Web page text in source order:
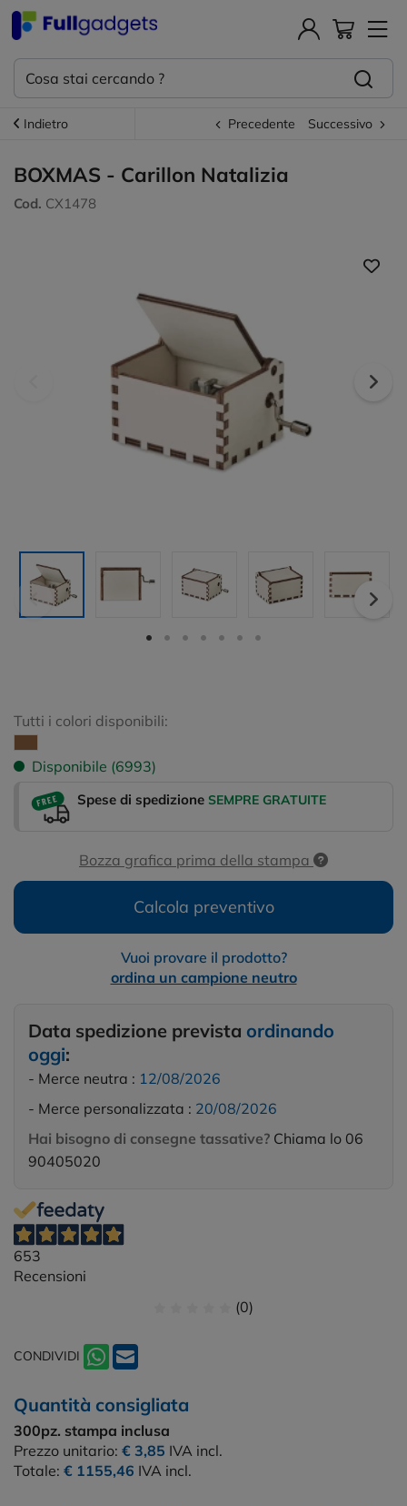
Indietro Precedente Successivo
BOXMAS - Carillon Natalizia
Cod. CX1478
Tutti i colori disponibili:
Disponibile (6993)
Spese di spedizione SEMPRE GRATUITE
Bozza grafica prima della stampa
Calcola preventivo
Vuoi provare il prodotto?
ordina un campione neutro
Data spedizione prevista ordinando
oggi:
- Merce neutra : 12/08/2026
- Merce personalizzata : 20/08/2026
Hai bisogno di consegne tassative? Chiama lo 06
90405020
653
Recensioni
(0)
CONDIVIDI
Quantità consigliata
300pz. stampa inclusa
Prezzo unitario: € 3,85 IVA incl.
Totale: € 1155,46 IVA incl.